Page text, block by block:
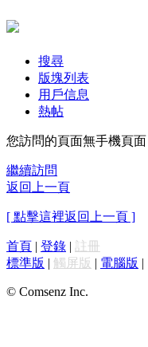
搜尋
版塊列表
用戶信息
熱帖
您訪問的頁面無手機頁
繼續訪問
返回上一頁
[ 點擊這裡返回上一頁 ]
首頁 | 登錄 | 註冊
標準版 | 觸屏版 | 電腦版 |
© Comsenz Inc.